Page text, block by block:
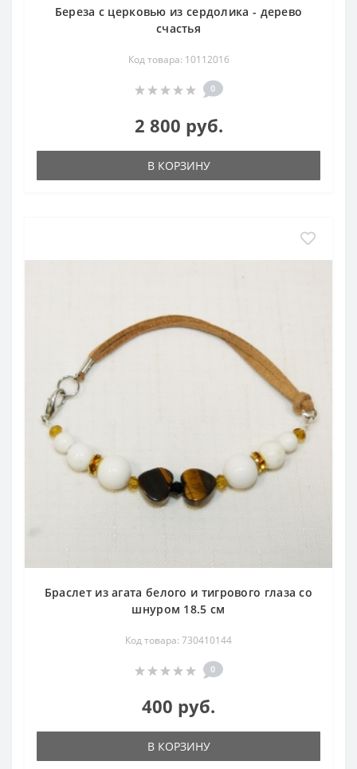
Береза с церковью из сердолика - дерево
счастья
Код товара: 10112016
0
2 800 руб.
В КОРЗИНУ
Браслет из агата белого и тигрового глаза со
шнуром 18.5 см
Код товара: 730410144
0
400 руб.
В КОРЗИНУ